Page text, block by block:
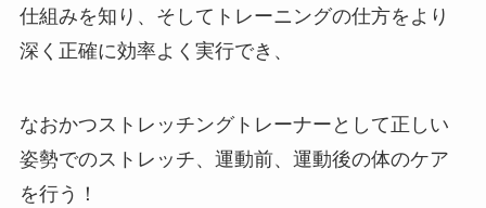
仕組みを知り、そしてトレーニングの仕方をより
深く正確に効率よく実行でき、
なおかつストレッチングトレーナーとして正しい
姿勢でのストレッチ、運動前、運動後の体のケア
を行う！